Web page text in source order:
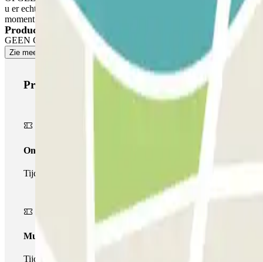
u er echter rekening mee dat de extra tijd in rekening wordt
moment aanbiedt. In deze gevallen ontvangt u een kwitantie voor de
GEEN GARANTIE OP EEN PARKEERPLEK IN DEZE
Zie meer
Producten van Parclick
Producten van Parclick
Onepass
Tijdens je verblijf kun je de parkeerplaats maar één keer op- en
Multiparking pass
Tijdens uw verblijf kunt u gebruik maken van het volledige